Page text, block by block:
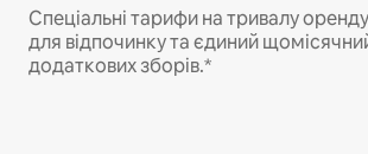
Спеціальні тарифи на тривалу
для відпочинку та єдиний
додаткових зборів.*